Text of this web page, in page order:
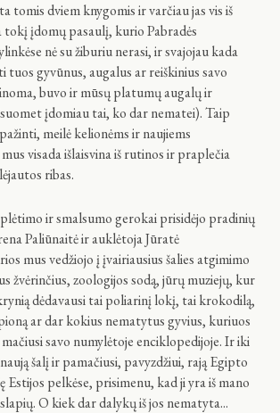
tomis dviem knygomis ir varčiau jas vis iš
tokį įdomų pasaulį, kurio Pabradės
nė su žiburiu nerasi, ir svajojau kada
gyvūnus, augalus ar reiškinius savo
buvo ir mūsų platumų augalų ir
įdomiau tai, ko dar nematei). Taip
meilė kelionėms ir naujiems
visada išlaisvina iš rutinos ir praplečia
ribas.
ir smalsumo gerokai prisidėjo pradinių
Paliūnaitė ir auklėtoja Jūratė
mus vedžiojo į įvairiausius šalies atgimimo
žvėrinčius, zoologijos sodą, jūrų muziejų, kur
dėdavausi tai poliarinį lokį, tai krokodilą,
ar dar kokius nematytus gyvius, kuriuos
savo numylėtoje enciklopedijoje. Ir iki
šalį ir pamačiusi, pavyzdžiui, rają Egipto
Estijos pelkėse, prisimenu, kad ji yra iš mano
O kiek dar dalykų iš jos nematyta...